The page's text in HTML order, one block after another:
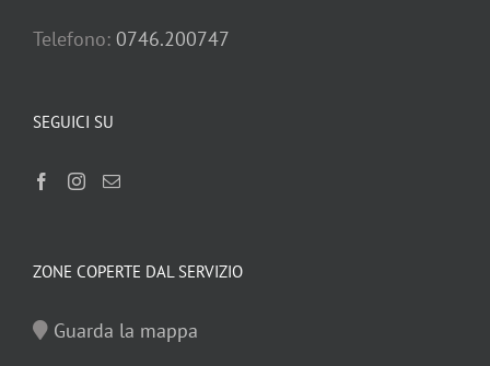
Telefono: 0746.200747
SEGUICI SU
ZONE COPERTE DAL SERVIZIO
Guarda la mappa